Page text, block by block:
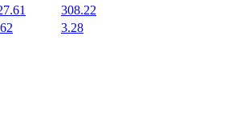
308.22
3.28